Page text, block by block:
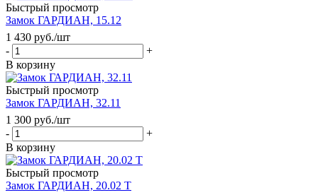
Быстрый просмотр
Замок ГАРДИАН, 15.12
1 430 руб./шт
-
+
В корзину
Быстрый просмотр
Замок ГАРДИАН, 32.11
1 300 руб./шт
-
+
В корзину
Быстрый просмотр
Замок ГАРДИАН, 20.02 Т